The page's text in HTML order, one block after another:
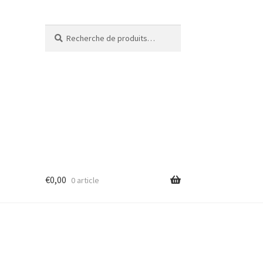
€0,00 0 article